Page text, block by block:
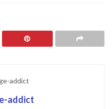
addict